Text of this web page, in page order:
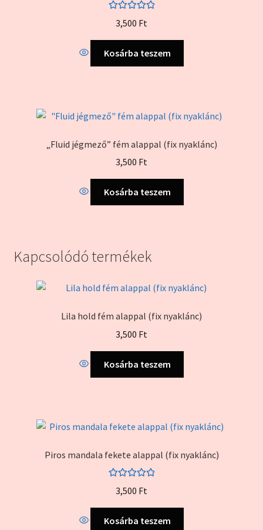
5.00
3,500 Ft
Kosárba teszem
„Fluid jégmező” fém alappal (fix nyaklánc)
3,500 Ft
Kosárba teszem
Kapcsolódó termékek
Lila hold fém alappal (fix nyaklánc)
3,500 Ft
Kosárba teszem
Piros mandala fekete alappal (fix nyaklánc)
5.00
3,500 Ft
Kosárba teszem